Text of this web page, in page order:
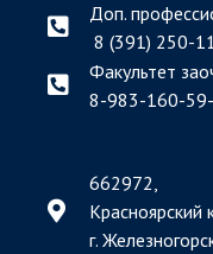
Доп.
8 (391) 250-
Факультет
8-983-160-
662972,
Красноярский
г.